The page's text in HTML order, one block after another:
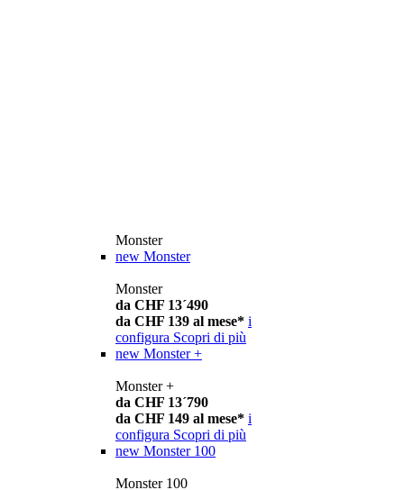
Monster
new Monster
Monster
da CHF 13´490
da CHF 139 al mese* i
configura Scopri di più
new Monster +
Monster +
da CHF 13´790
da CHF 149 al mese* i
configura Scopri di più
new Monster 100
Monster 100